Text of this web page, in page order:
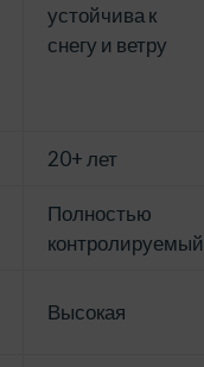
устойчива к
снегу и ветру
20+ лет
Полностью
контролируемый
Высокая